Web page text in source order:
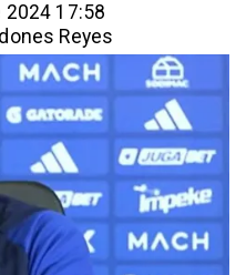
2024 17:58
Reyes